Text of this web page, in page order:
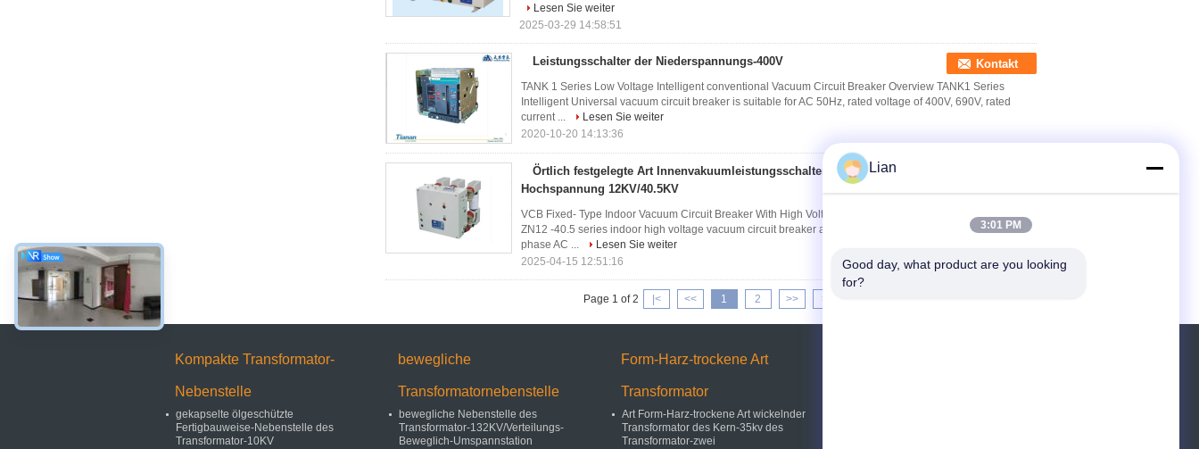
Lesen Sie weiter
2025-03-29 14:58:51
Leistungsschalter der Niederspannungs-400V Kontakt
TANK 1 Series Low Voltage Intelligent conventional Vacuum Circuit Breaker Overview TANK1 Series
Intelligent Universal vacuum circuit breaker is suitable for AC 50Hz, rated voltage of 400V, 690V, rated
current ...
Lesen Sie weiter
2020-10-20 14:13:36
Örtlich festgelegte Art Innenvakuumleistungsschalter VCB mit
Hochspannung 12KV/40.5KV
VCB Fixed- Type Indoor Vacuum Circuit Breaker With High Voltage12KV/ 40.5KV​ 1. General Features
ZN12 -40.5 series indoor high voltage vacuum circuit breaker applied to power system that of 35KV three-
phase AC ...
Lesen Sie weiter
2025-04-15 12:51:16
Page 1 of 2 |< << 1 2 >> >|
Kompakte Transformator-
Nebenstelle
gekapselte ölgeschützte
Fertigbauweise-Nebenstelle des
Transformator-10KV
bewegliche
Transformatornebenstelle
bewegliche Nebenstelle des
Transformator-132KV/Verteilungs-
Beweglich-Umspannstation
Form-Harz-trockene Art
Transformator
Art Form-Harz-trockene Art wickelnder
Transformator des Kern-35kv des
Transformator-zwei
Lian
3:01 PM
Good day, what product are you looking
for?